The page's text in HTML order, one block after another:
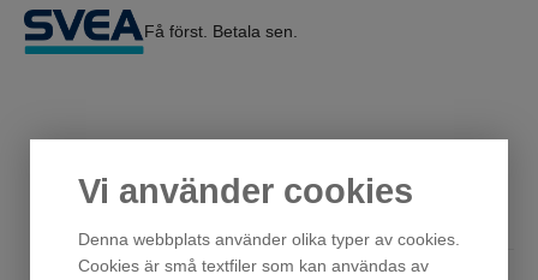
Vi använder cookies
Denna webbplats använder olika typer av cookies.
Cookies är små textfiler som kan användas av
Få först. Betala sen.
Andra har också tittat på